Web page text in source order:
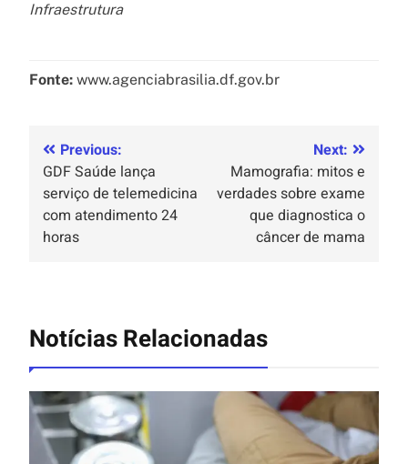
Infraestrutura
Fonte: www.agenciabrasilia.df.gov.br
Previous:
GDF Saúde lança
serviço de telemedicina
com atendimento 24
horas
Next:
Mamografia: mitos e
verdades sobre exame
que diagnostica o
câncer de mama
Notícias Relacionadas